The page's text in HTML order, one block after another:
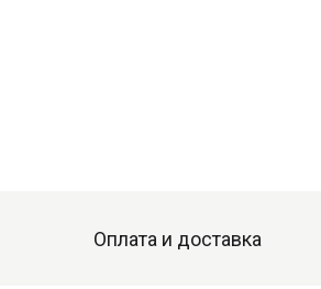
Оплата и доставка